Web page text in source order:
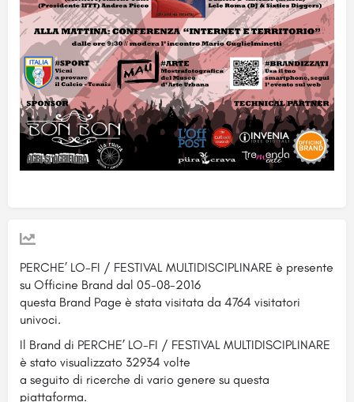
PERCHE’ LO-FI / FESTIVAL MULTIDISCIPLINARE è presente
su Officine Brand dal 05-08-2016
questa Brand Page è stata visitata da 4764 visitatori
univoci.
Il Brand di PERCHE’ LO-FI / FESTIVAL MULTIDISCIPLINARE
è stato visualizzato 32934 volte
a seguito di ricerche di vario genere su questa
piattaforma.